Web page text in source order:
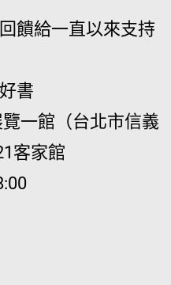
饋給一直以來支持
書
一館（台北市信義
客家館